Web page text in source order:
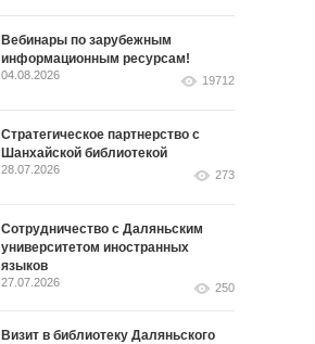
Вебинары по зарубежным
информационным ресурсам!
04.08.2026 19712
Стратегическое партнерство с
Шанхайской библиотекой
28.07.2026 273
Сотрудничество с Даляньским
университетом иностранных
языков
27.07.2026 250
Визит в библиотеку Даляньского